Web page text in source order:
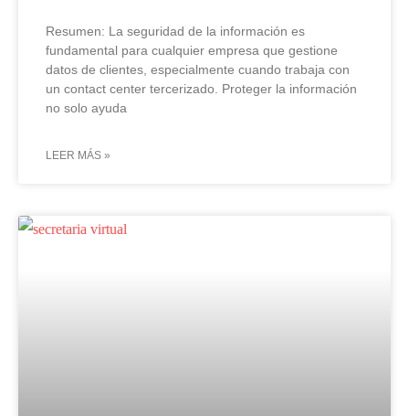
Resumen: La seguridad de la información es
fundamental para cualquier empresa que gestione
datos de clientes, especialmente cuando trabaja con
un contact center tercerizado. Proteger la información
no solo ayuda
LEER MÁS »